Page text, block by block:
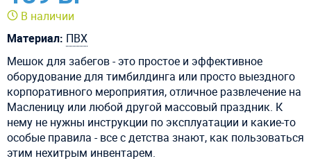
В наличии
Материал: ПВХ
Мешок для забегов - это простое и эффективное
оборудование для тимбилдинга или просто выездного
корпоративного мероприятия, отличное развлечение на
Масленицу или любой другой массовый праздник. К
нему не нужны инструкции по эксплуатации и какие-то
особые правила - все с детства знают, как пользоваться
этим нехитрым инвентарем.